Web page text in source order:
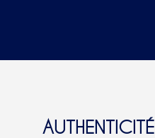
AUTHENTICITÉ